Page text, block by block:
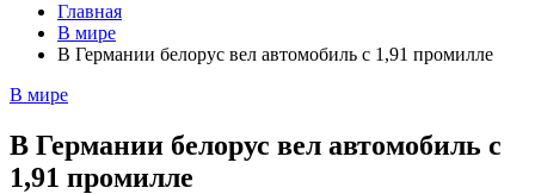
Главная
В мире
В Германии белорус вел автомобиль с 1,91 промилле
В мире
В Германии белорус вел автомобиль с
1,91 промилле